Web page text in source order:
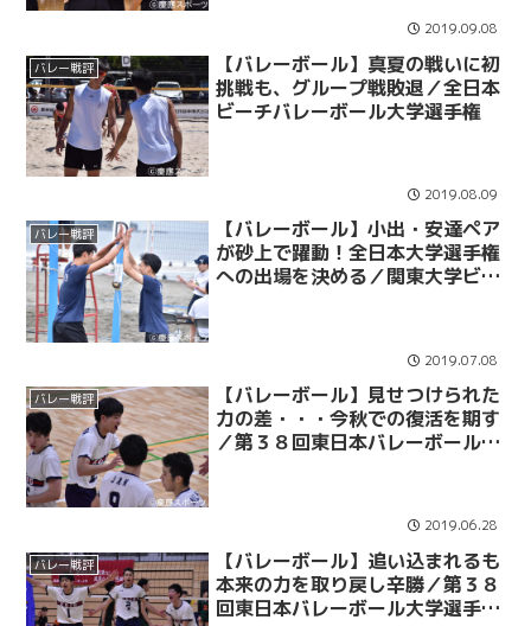
2019.09.08
バレー戦評
【バレーボール】真夏の戦いに初
挑戦も、グループ戦敗退／全日本
ビーチバレーボール大学選手権
2019.08.09
バレー戦評
【バレーボール】小出・安達ペア
が砂上で躍動！全日本大学選手権
への出場を決める／関東大学ビー
2019.07.08
バレー戦評
【バレーボール】見せつけられた
力の差・・・今秋での復活を期す
／第３８回東日本バレーボール大
2019.06.28
バレー戦評
【バレーボール】追い込まれるも
本来の力を取り戻し辛勝／第３８
回東日本バレーボール大学選手権